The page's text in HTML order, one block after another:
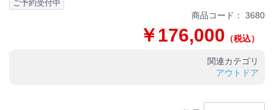
ご予約受付中
商品コード： 3680
￥176,000 （税込）
関連カテゴリ
アウトドア